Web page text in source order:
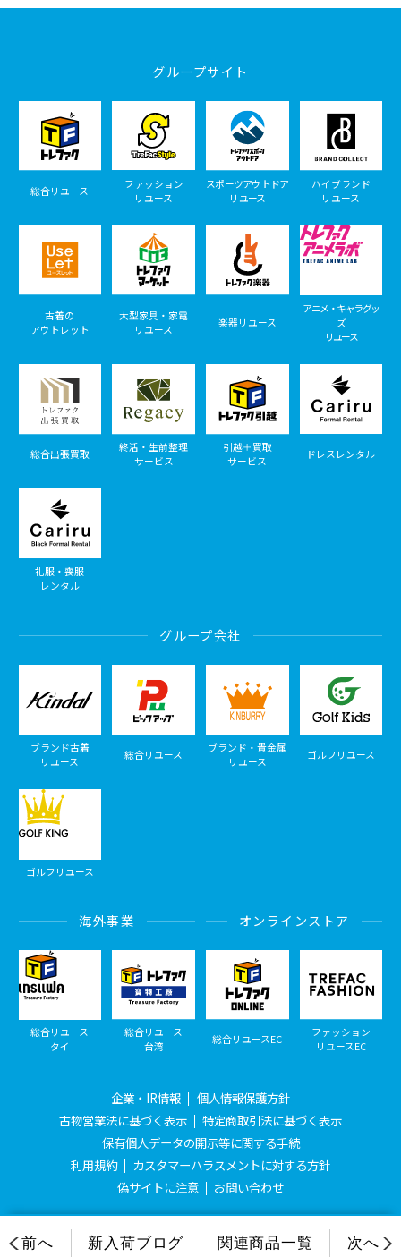
グループサイト
総合リユース
ファッション
リユース
スポーツアウトドア
リユース
ハイブランド
リユース
古着の
アウトレット
大型家具・家電
リユース
楽器リユース
アニメ・キャラグッ
ズ
リユース
総合出張買取
終活・生前整理
サービス
引越＋買取
サービス
ドレスレンタル
礼服・喪服
レンタル
グループ会社
ブランド古着
リユース
総合リユース
ブランド・貴金属
リユース
ゴルフリユース
ゴルフリユース
海外事業
総合リユース
タイ
総合リユース
台湾
オンラインストア
総合リユースEC
ファッション
リユースEC
企業・IR情報
個人情報保護方針
古物営業法に基づく表示
特定商取引法に基づく表示
保有個人データの開示等に関する手続
利用規約
カスタマーハラスメントに対する方針
偽サイトに注意
お問い合わせ
© Treasure Factory, All Rights Reserved.
前へ 新入荷ブログ 関連商品一覧 次へ